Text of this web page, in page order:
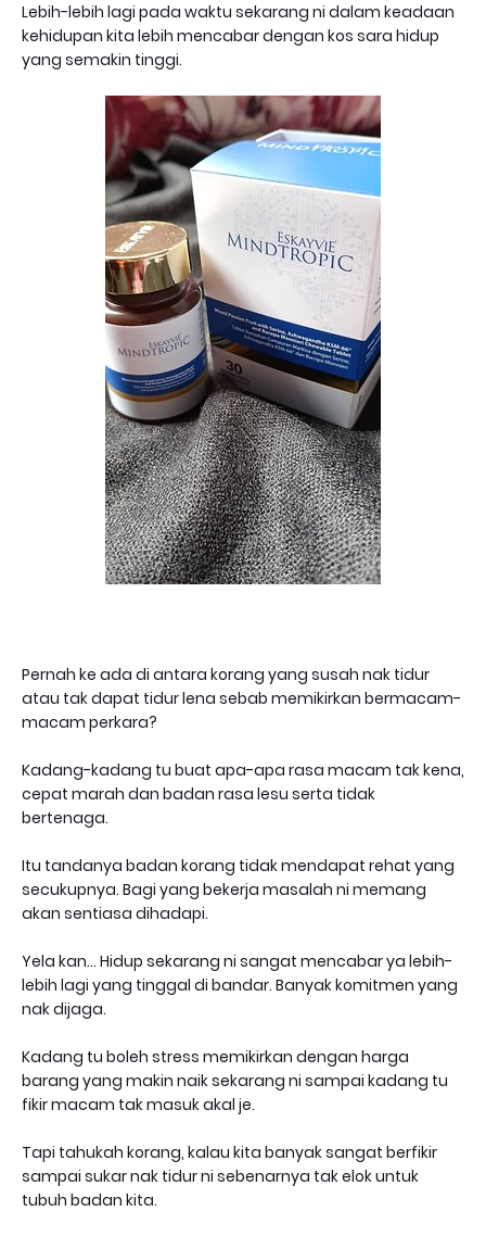
Lebih-lebih lagi pada waktu sekarang ni dalam keadaan
kehidupan kita lebih mencabar dengan kos sara hidup
yang semakin tinggi.
Pernah ke ada di antara korang yang susah nak tidur
atau tak dapat tidur lena sebab memikirkan bermacam-
macam perkara?
Kadang-kadang tu buat apa-apa rasa macam tak kena,
cepat marah dan badan rasa lesu serta tidak
bertenaga.
Itu tandanya badan korang tidak mendapat rehat yang
secukupnya. Bagi yang bekerja masalah ni memang
akan sentiasa dihadapi.
Yela kan… Hidup sekarang ni sangat mencabar ya lebih-
lebih lagi yang tinggal di bandar. Banyak komitmen yang
nak dijaga.
Kadang tu boleh stress memikirkan dengan harga
barang yang makin naik sekarang ni sampai kadang tu
fikir macam tak masuk akal je.
Tapi tahukah korang, kalau kita banyak sangat berfikir
sampai sukar nak tidur ni sebenarnya tak elok untuk
tubuh badan kita.